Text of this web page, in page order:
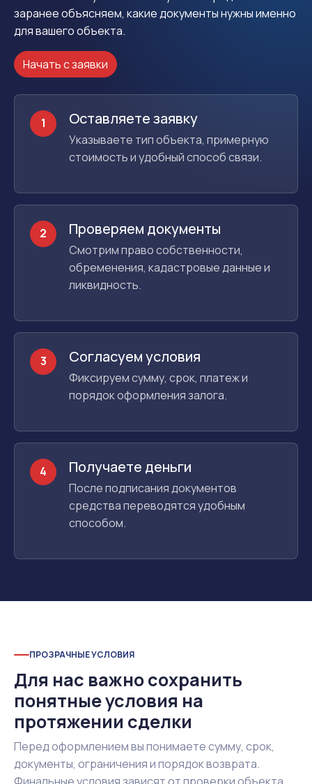
заранее объясняем, какие документы нужны именно
для вашего объекта.
Начать с заявки
1 Оставляете заявку
Указываете тип объекта, примерную
стоимость и удобный способ связи.
2 Проверяем документы
Смотрим право собственности,
обременения, кадастровые данные и
ликвидность.
3 Согласуем условия
Фиксируем сумму, срок, платеж и
порядок оформления залога.
4 Получаете деньги
После подписания документов
средства переводятся удобным
способом.
ПРОЗРАЧНЫЕ УСЛОВИЯ
Для нас важно сохранить
понятные условия на
протяжении сделки
Перед оформлением вы понимаете сумму, срок,
документы, ограничения и порядок возврата.